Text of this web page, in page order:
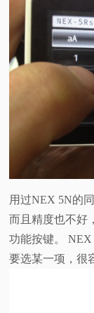
用过NEX 5N的
而且精度也不好
功能按键。 NEX
要选某一项，很